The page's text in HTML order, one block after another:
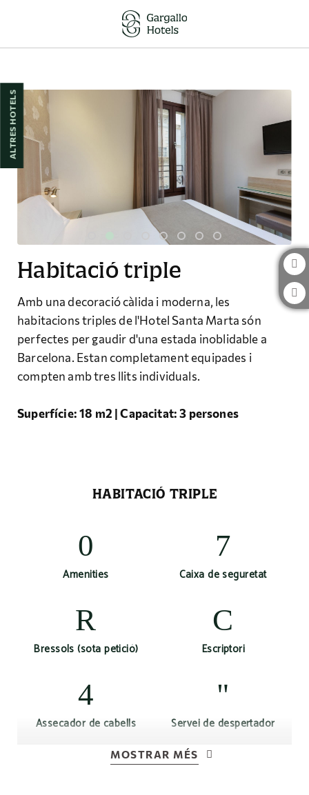
Habitació triple
Amb una decoració càlida i moderna, les
habitacions triples de l'Hotel Santa Marta són
perfectes per gaudir d'una estada inoblidable a
Barcelona. Estan completament equipades i
compten amb tres llits individuals.
Superfície: 18 m2 | Capacitat: 3 persones
HABITACIÓ TRIPLE
Amenities Caixa de seguretat
Bressols (sota petició) Escriptori
Assecador de cabells Servei de despertador
MOSTRAR MÉS
ALTRES HOTELS